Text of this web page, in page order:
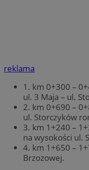
reklama
1. km 0+300 –
ul. 3 Maja – ul.
2. km 0+690 –
ul. Storczyków
3. km 1+240 –
na wysokości ul.
4. km 1+650 –
Brzozowej.